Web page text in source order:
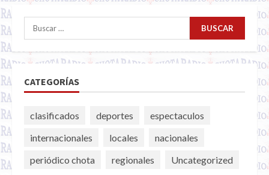
Buscar:
CATEGORÍAS
clasificados deportes
espectaculos
internacionales
locales
nacionales
periódico chota
regionales Uncategorized